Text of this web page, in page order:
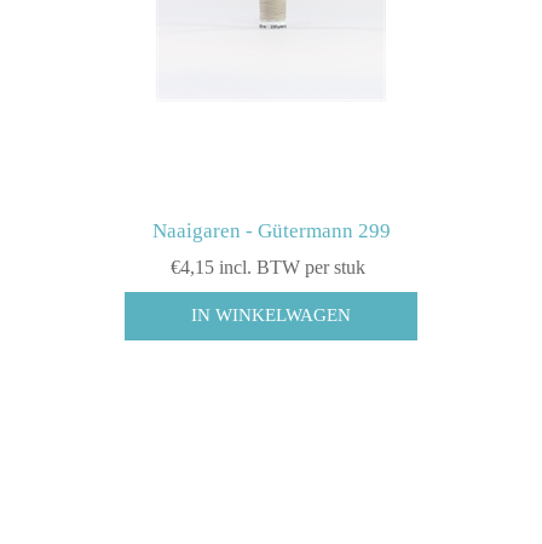
Naaigaren - Gütermann 299
€4,15 incl. BTW per stuk